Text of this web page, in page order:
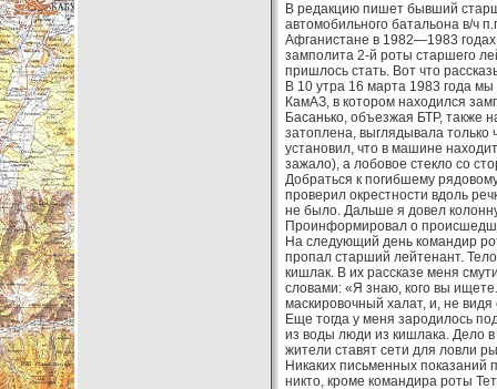
В редакцию пишет бывший
автомобильного батальона в/ч
Афганистане в 1982—1983
замполита 2-й роты старшего
пришлось стать. Вот что
В 10 утра 16 марта 1983 года
КамАЗ, в котором находился
Басанько, объезжая БТР, также
затоплена, выглядывала
установил, что в машине
зажало), а лобовое стекло со
Добраться к погибшему
проверил окрестности вдоль
не было. Дальше я довел
Проинформировал о
На следующий день командир
пропал старший лейтенант.
кишлак. В их рассказе меня
словами: «Я знаю, кого вы
маскировочный халат, и, не
Еще тогда у меня зародилось
из воды люди из кишлака. Дело в
жители ставят сети для ловли
Никаких письменных показаний
никто, кроме командира роты